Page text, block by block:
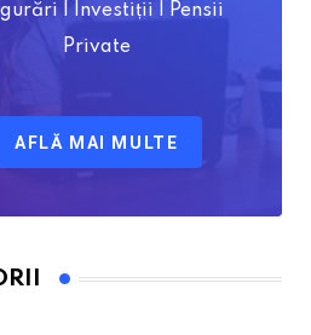
| Investiții | Pensii
Private
AFLĂ MAI MULTE